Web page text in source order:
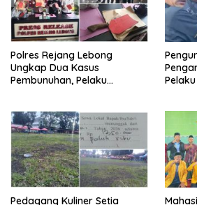
Polres Rejang Lebong
Ungkap Dua Kasus
Pembunuhan, Pelaku
Pedagang Kuliner Setia